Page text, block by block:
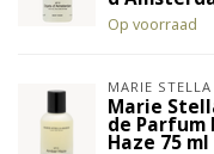
Op voorraad
MARIE
Marie
de
Haze 75 ml